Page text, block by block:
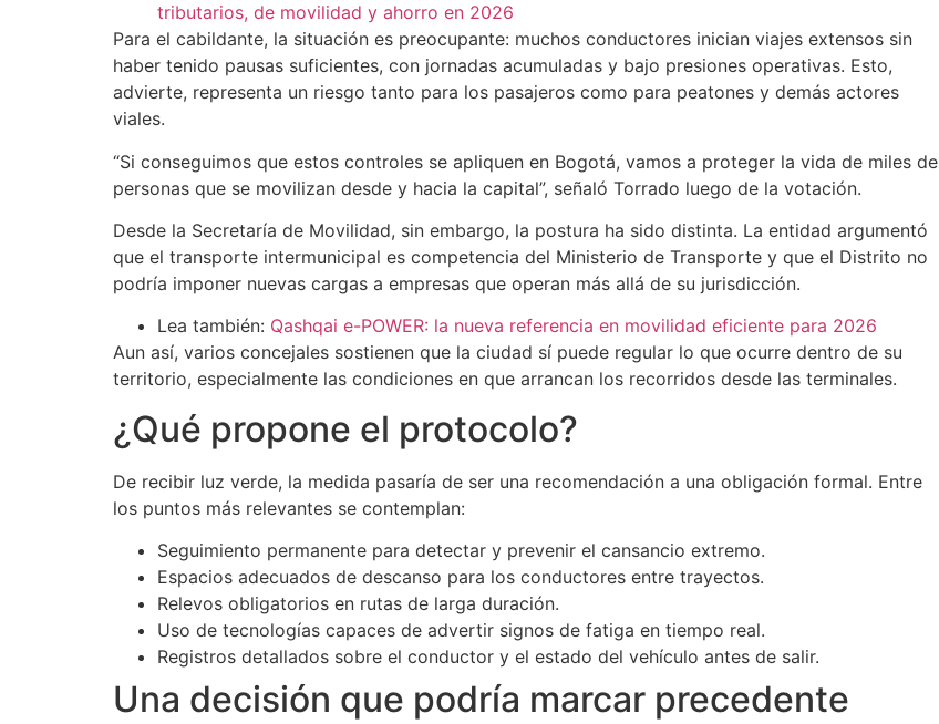
tributarios, de movilidad y ahorro en 2026
Para el cabildante, la situación es preocupante: muchos conductores inician viajes extensos sin
haber tenido pausas suficientes, con jornadas acumuladas y bajo presiones operativas. Esto,
advierte, representa un riesgo tanto para los pasajeros como para peatones y demás actores
viales.
“Si conseguimos que estos controles se apliquen en Bogotá, vamos a proteger la vida de miles de
personas que se movilizan desde y hacia la capital”, señaló Torrado luego de la votación.
Desde la Secretaría de Movilidad, sin embargo, la postura ha sido distinta. La entidad argumentó
que el transporte intermunicipal es competencia del Ministerio de Transporte y que el Distrito no
podría imponer nuevas cargas a empresas que operan más allá de su jurisdicción.
Lea también: Qashqai e-POWER: la nueva referencia en movilidad eficiente para 2026
Aun así, varios concejales sostienen que la ciudad sí puede regular lo que ocurre dentro de su
territorio, especialmente las condiciones en que arrancan los recorridos desde las terminales.
¿Qué propone el protocolo?
De recibir luz verde, la medida pasaría de ser una recomendación a una obligación formal. Entre
los puntos más relevantes se contemplan:
Seguimiento permanente para detectar y prevenir el cansancio extremo.
Espacios adecuados de descanso para los conductores entre trayectos.
Relevos obligatorios en rutas de larga duración.
Uso de tecnologías capaces de advertir signos de fatiga en tiempo real.
Registros detallados sobre el conductor y el estado del vehículo antes de salir.
Una decisión que podría marcar precedente